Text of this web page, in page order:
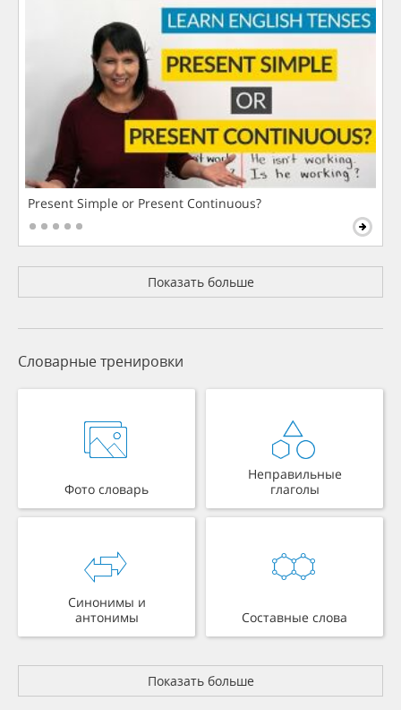
Present Simple or Present Continuous?
Показать больше
Словарные тренировки
Фото словарь
Неправильные
глаголы
Синонимы и
антонимы
Составные слова
Показать больше